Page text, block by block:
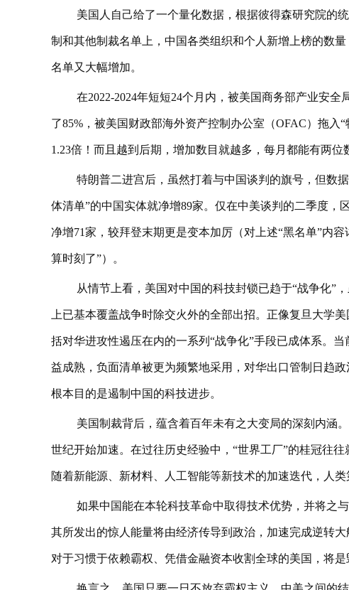
美国人自己给了一个量化数据，根据彼得森研究院的
制和其他制裁名单上，中国各类组织和个人新增上榜的数
名单又大幅增加。
在2022-2024年短短24个月内，被美国商务部产业安
了85%，被美国财政部海外资产控制办公室（OFAC）拖入
1.23倍！而且越到后期，增加数目就越多，每月都能有两位
特朗普二进宫后，虽然打着与中国谈判的旗号，但数
体清单”的中国实体就净增89家。仅在中美谈判的二季度，
净增71家，较拜登末期更是变本加厉（对上述“黑名单”内
算时刻了”）。
从情节上看，美国对中国的科技封锁已趋于“战争化”
上已基本覆盖战争时除交火外的全部出招。正像复旦大学
括对华进攻性遏压在内的一系列“战争化”手段已成体系。
益成熟，负面清单被更为频繁地采用，对华出口管制日趋
根本目的是遏制中国的科技进步。
美国制裁背后，蕴含着百年未有之大变局的深刻内涵
世纪开始加速。在过往历史经验中，“世界工厂”的桂冠往
随着新能源、新材料、人工智能等新技术的加速迭代，人类
如果中国能在本轮科技革命中取得技术优势，并将之
其所发出的惊人能量将由经济传导到政治，加速完成逆转
对于习惯于依赖霸权、凭借金融资本收割全球的美国，将是